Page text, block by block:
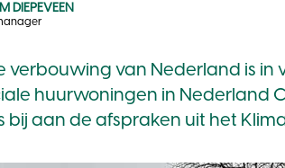
DIEPEVEEN
verbouwing van Nederland is in
huurwoningen in Nederland
bij aan de afspraken uit het